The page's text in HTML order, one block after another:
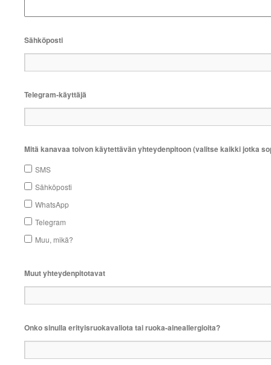
Sähköposti
Telegram-käyttäjä
Mitä kanavaa toivon käytettävän yhteydenpitoon (valitse kaikki jotka
SMS
Sähköposti
WhatsApp
Telegram
Muu, mikä?
Muut yhteydenpitotavat
Onko sinulla erityisruokavaliota tai ruoka-aineallergioita?